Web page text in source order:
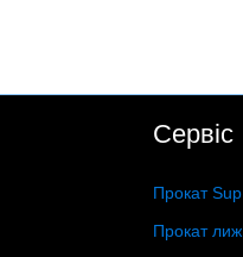
Сервіс
Прокат Sup
Прокат лиж